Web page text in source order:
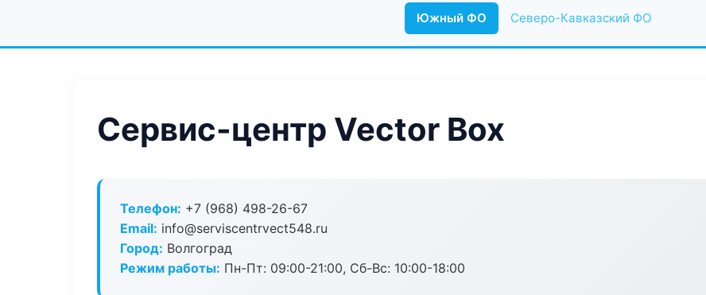
Южный ФО Северо-Кавказский ФО
Сервис-центр Vector Box
Телефон: +7 (968) 498-26-67
Email: info@serviscentrvect548.ru
Город: Волгоград
Режим работы: Пн-Пт: 09:00-21:00, Сб-Вс: 10:00-18:00